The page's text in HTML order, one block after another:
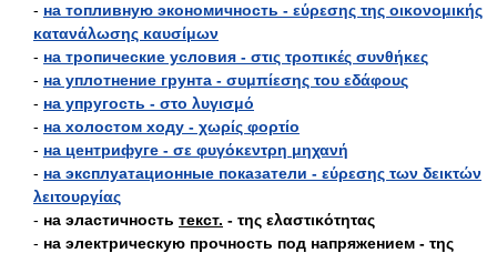
- на топливную экономичность - εύρεσης της οικονομικής
κατανάλωσης καυσίμων
- на тропические условия - στις τροπικές συνθήκες
- на уплотнение грунта - συμπίεσης του εδάφους
- на упругость - στο λυγισμό
- на холостом ходу - χωρίς φορτίο
- на центрифуге - σε φυγόκεντρη μηχανή
- на эксплуатационные показатели - εύρεσης των δεικτών
λειτουργίας
- на эластичность текст. - της ελαστικότητας
- на электрическую прочность под напряжением - της